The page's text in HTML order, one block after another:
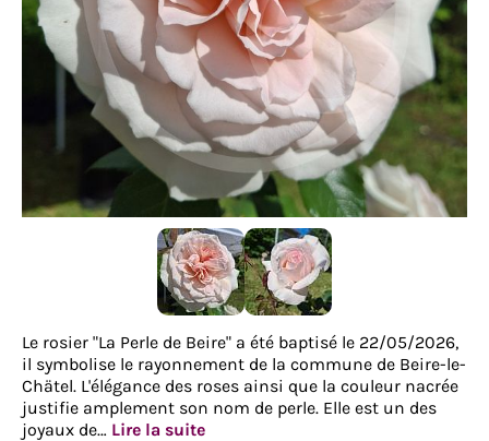
Le rosier "La Perle de Beire" a été baptisé le 22/05/2026,
il symbolise le rayonnement de la commune de Beire-le-
Chätel. L'élégance des roses ainsi que la couleur nacrée
justifie amplement son nom de perle. Elle est un des
joyaux de… Lire la suite